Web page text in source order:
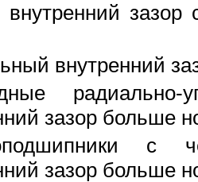
зазор
внутренний
радиально-
зазор больше
с
зазор больше